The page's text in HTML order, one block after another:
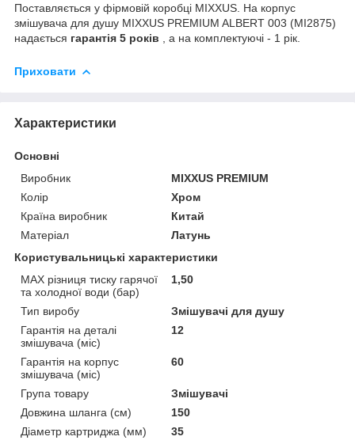
Поставляється у фірмовій коробці MIXXUS. На корпус
змішувача для душу MIXXUS PREMIUM ALBERT 003 (MI2875)
надається гарантія 5 років , а на комплектуючі - 1 рік.
Приховати
Характеристики
Основні
Виробник
MIXXUS PREMIUM
Колір
Хром
Країна виробник
Китай
Матеріал
Латунь
Користувальницькі характеристики
MAX різниця тиску гарячої
та холодної води (бар)
1,50
Тип виробу
Змішувачі для душу
Гарантія на деталі
змішувача (міс)
12
Гарантія на корпус
змішувача (міс)
60
Група товару
Змішувачі
Довжина шланга (см)
150
Діаметр картриджа (мм)
35